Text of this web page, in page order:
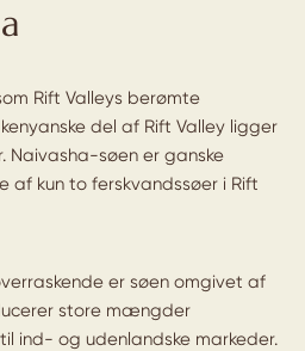
Rift Valleys berømte
del af Rift Valley ligger
Naivasha-søen er ganske
kun to ferskvandssøer i Rift
er søen omgivet af
store mængder
ind- og udenlandske markeder.